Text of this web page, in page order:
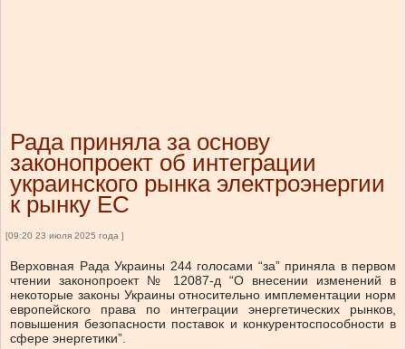
Рада приняла за основу
законопроект об интеграции
украинского рынка электроэнергии
к рынку ЕС
[09:20 23 июля 2025 года ]
Верховная Рада Украины 244 голосами “за” приняла в первом
чтении законопроект № 12087-д “О внесении изменений в
некоторые законы Украины относительно имплементации норм
европейского права по интеграции энергетических рынков,
повышения безопасности поставок и конкурентоспособности в
сфере энергетики”.